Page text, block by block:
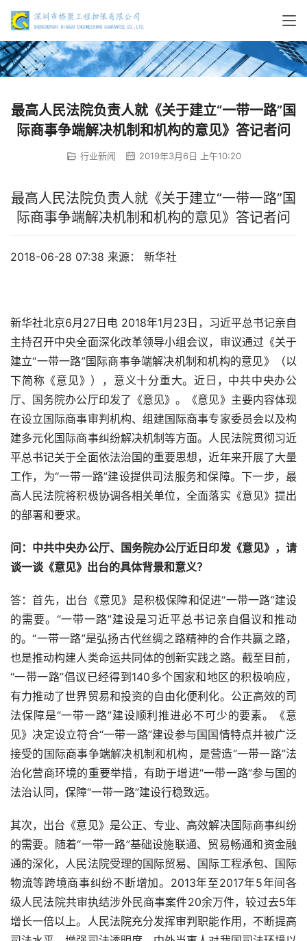
最高人民法院负责人就《关于建立“一带一路”国
际商事争端解决机制和机构的意见》答记者问
行业新闻 2019年3月6日 上午10:20
最高人民法院负责人就《关于建立“一带一路”国
际商事争端解决机制和机构的意见》答记者问
2018-06-28 07:38 来源： 新华社
新华社北京6月27日电 2018年1月23日，习近平总书记亲自
主持召开中央全面深化改革领导小组会议，审议通过《关于
建立“一带一路”国际商事争端解决机制和机构的意见》（以
下简称《意见》），意义十分重大。近日，中共中央办公
厅、国务院办公厅印发了《意见》。《意见》主要内容体现
在设立国际商事审判机构、组建国际商事专家委员会以及构
建多元化国际商事纠纷解决机制等方面。人民法院贯彻习近
平总书记关于全面依法治国的重要思想，近年来开展了大量
工作，为“一带一路”建设提供司法服务和保障。下一步，最
高人民法院将积极协调各相关单位，全面落实《意见》提出
的部署和要求。
问：中共中央办公厅、国务院办公厅近日印发《意见》，请
谈一谈《意见》出台的具体背景和意义？
答：首先，出台《意见》是积极保障和促进“一带一路”建设
的需要。“一带一路”建设是习近平总书记亲自倡议和推动
的。“一带一路”是弘扬古代丝绸之路精神的合作共赢之路，
也是推动构建人类命运共同体的创新实践之路。截至目前，
“一带一路”倡议已经得到140多个国家和地区的积极响应，
有力推动了世界贸易和投资的自由化便利化。公正高效的司
法保障是“一带一路”建设顺利推进必不可少的要素。《意
见》决定设立符合“一带一路”建设参与国国情特点并被广泛
接受的国际商事争端解决机制和机构，是营造“一带一路”法
治化营商环境的重要举措，有助于增进“一带一路”参与国的
法治认同，保障“一带一路”建设行稳致远。
其次，出台《意见》是公正、专业、高效解决国际商事纠纷
的需要。随着“一带一路”基础设施联通、贸易畅通和资金融
通的深化，人民法院受理的国际贸易、国际工程承包、国际
物流等跨境商事纠纷不断增加。 2013年至2017年5年间各
级人民法院共审执结涉外民商事案件20余万件，较过去5年
增长一倍以上。人民法院充分发挥审判职能作用，不断提高